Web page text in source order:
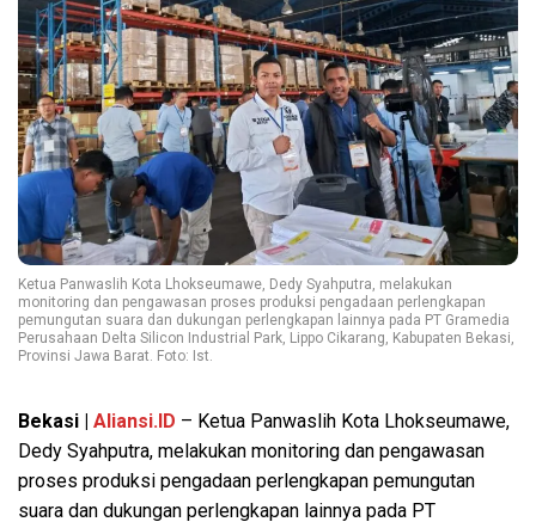
Ketua Panwaslih Kota Lhokseumawe, Dedy Syahputra, melakukan
monitoring dan pengawasan proses produksi pengadaan perlengkapan
pemungutan suara dan dukungan perlengkapan lainnya pada PT Gramedia
Perusahaan Delta Silicon Industrial Park, Lippo Cikarang, Kabupaten Bekasi,
Provinsi Jawa Barat. Foto: Ist.
Bekasi | Aliansi.ID – Ketua Panwaslih Kota Lhokseumawe,
Dedy Syahputra, melakukan monitoring dan pengawasan
proses produksi pengadaan perlengkapan pemungutan
suara dan dukungan perlengkapan lainnya pada PT